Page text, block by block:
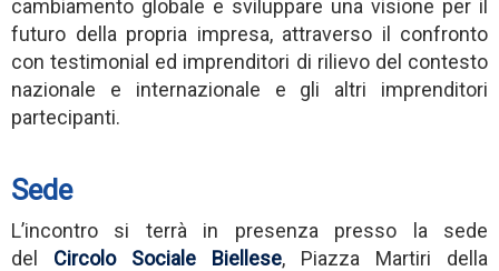
cambiamento globale e sviluppare una visione per il
futuro della propria impresa, attraverso il confronto
con testimonial ed imprenditori di rilievo del contesto
nazionale e internazionale e gli altri imprenditori
partecipanti.
Sede
L’incontro si terrà in presenza presso la sede
del Circolo Sociale Biellese, Piazza Martiri della